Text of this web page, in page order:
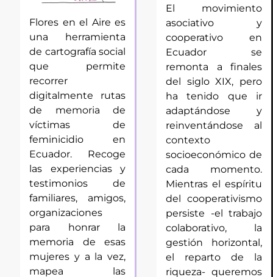
Flores en el Aire es
una herramienta
de cartografía social
que permite
recorrer
digitalmente rutas
de memoria de
víctimas de
feminicidio en
Ecuador. Recoge
las experiencias y
testimonios de
familiares, amigos,
organizaciones
para honrar la
memoria de esas
mujeres y a la vez,
mapea las
El movimiento
asociativo y
cooperativo en
Ecuador se
remonta a finales
del siglo XIX, pero
ha tenido que ir
adaptándose y
reinventándose al
contexto
socioeconómico de
cada momento.
Mientras el espíritu
del cooperativismo
persiste -el trabajo
colaborativo, la
gestión horizontal,
el reparto de la
riqueza- queremos